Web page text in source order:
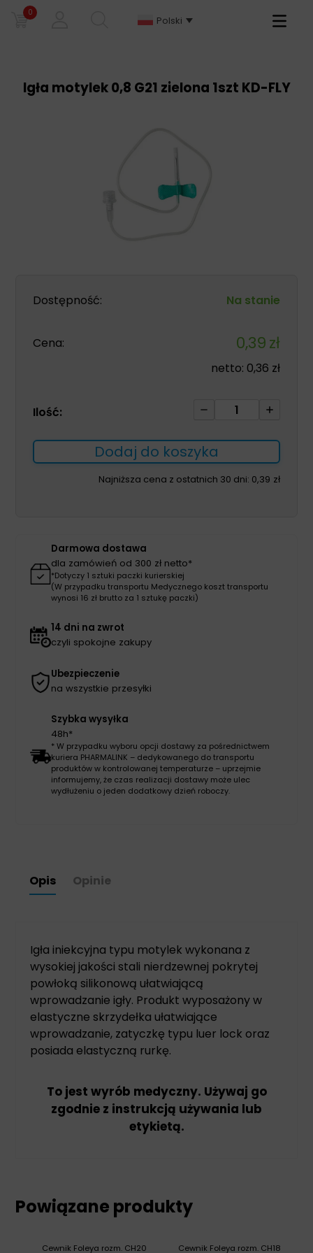
0
Polski
Primary
Igła motylek 0,8 G21 zielona 1szt KD-FLY
Dostępność: Na stanie
Cena: 0,39zł
netto: 0,36 zł
Ilość:
ilość
motylek
0,8
G21
Dodaj do koszyka
Najniższa cena z ostatnich 30 dni: 0,39 zł
Darmowa dostawa
dla zamówień od 300 zł netto*
*Dotyczy 1 sztuki paczki kurierskiej
(W przypadku transportu Medycznego koszt transportu
wynosi 16 zł brutto za 1 sztukę paczki)
14 dni na zwrot
czyli spokojne zakupy
Ubezpieczenie
na wszystkie przesyłki
Szybka wysyłka
48h*
* W przypadku wyboru opcji dostawy za pośrednictwem
kuriera PHARMALINK – dedykowanego do transportu
produktów w kontrolowanej temperaturze – uprzejmie
informujemy, że czas realizacji dostawy może ulec
wydłużeniu o jeden dodatkowy dzień roboczy.
Opis Opinie
Igła iniekcyjna typu motylek wykonana z
wysokiej jakości stali nierdzewnej pokrytej
powłoką silikonową ułatwiającą
wprowadzanie igły. Produkt wyposażony w
elastyczne skrzydełka ułatwiające
wprowadzanie, zatyczkę typu luer lock oraz
posiada elastyczną rurkę.
To jest wyrób medyczny. Używaj go
zgodnie z instrukcją używania lub
etykietą.
Powiązane produkty
Cewnik Foleya rozm. CH18
Cewnik Foleya rozm. CH20